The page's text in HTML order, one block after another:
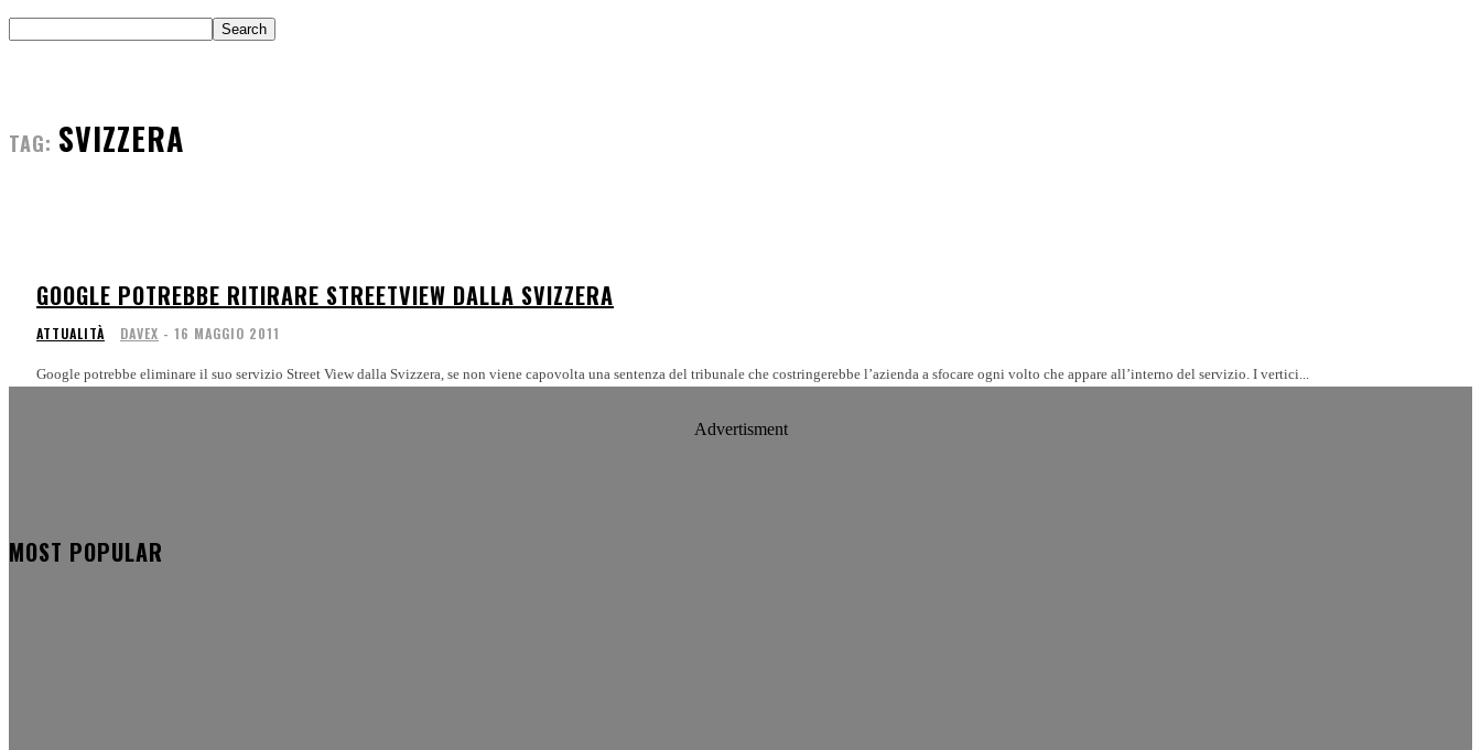
TAG: SVIZZERA
GOOGLE POTREBBE RITIRARE STREETVIEW DALLA SVIZZERA
ATTUALITÀ DAVEX - 16 MAGGIO 2011
Google potrebbe eliminare il suo servizio Street View dalla Svizzera, se non viene capovolta una sentenza del tribunale che costringerebbe l’azienda a sfocare ogni volto che appare all’interno del servizio. I vertici...
Advertisment
MOST POPULAR